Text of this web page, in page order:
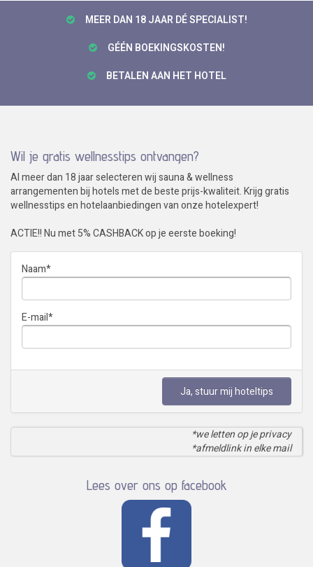
MEER DAN 18 JAAR DÉ SPECIALIST!
GÉÉN BOEKINGSKOSTEN!
BETALEN AAN HET HOTEL
Wil je gratis wellnesstips ontvangen?
Al meer dan 18 jaar selecteren wij sauna & wellness
arrangementen bij hotels met de beste prijs-kwaliteit. Krijg gratis
wellnesstips en hotelaanbiedingen van onze hotelexpert!
ACTIE!! Nu met 5% CASHBACK op je eerste boeking!
Naam*
E-mail*
Ja, stuur mij hoteltips
*we letten op je privacy
*afmeldlink in elke mail
Lees over ons op facebook